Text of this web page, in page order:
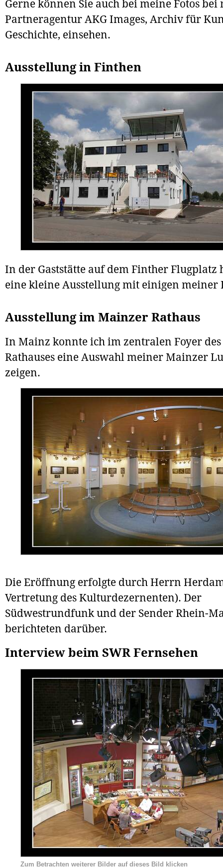
Gerne können Sie auch bei meine Fotos bei
Partneragentur AKG Images, Archiv für
Geschichte, einsehen.
Ausstellung in Finthen
In der Gaststätte auf dem Finther Flugplatz
eine kleine Ausstellung mit einigen
Ausstellung im Mainzer Rathaus
In Mainz konnte ich im zentralen Foyer des
Rathauses eine Auswahl meiner Mainzer
zeigen.
Die Eröffnung erfolgte durch Herrn
Vertretung des Kulturdezernenten). Der
Südwestrundfunk und der Sender Rhein-
berichteten darüber.
Interview beim SWR Fernsehen
Zum Betrachten weiterer Bilder auf dieses Bild klicken